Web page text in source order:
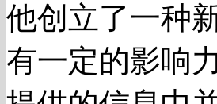
他创立了一种
有一定的影响